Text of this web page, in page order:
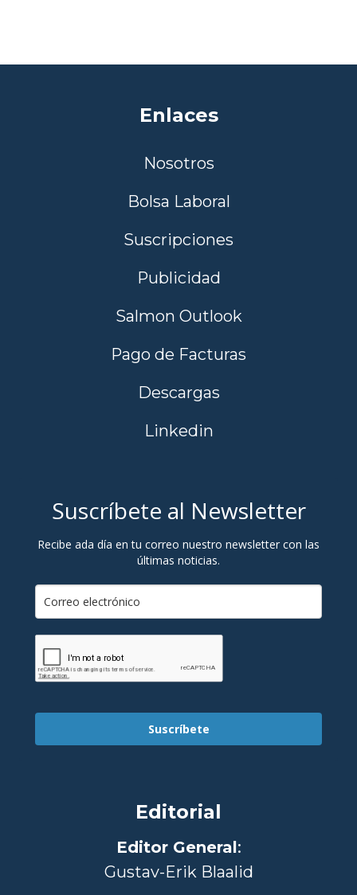
Enlaces
Nosotros
Bolsa Laboral
Suscripciones
Publicidad
Salmon Outlook
Pago de Facturas
Descargas
Linkedin
Suscríbete al Newsletter
Recibe ada día en tu correo nuestro newsletter con las
últimas noticias.
Suscríbete
Editorial
Editor General :
Gustav-Erik Blaalid